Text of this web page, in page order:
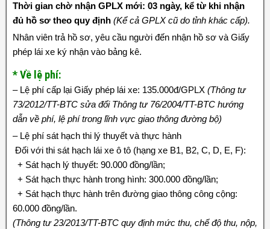
Thời gian chờ nhận GPLX mới: 03 ngày, kể từ khi nhận
đủ hồ sơ theo quy định (Kể cả GPLX cũ do tỉnh khác cấp).
Nhân viên trả hồ sơ, yêu cầu người đến nhận hồ sơ và Giấy
phép lái xe ký nhận vào bảng kê.
* Về lệ phí:
– Lệ phí cấp lại Giấy phép lái xe: 135.000đ/GPLX (Thông tư
73/2012/TT-BTC sửa đổi Thông tư 76/2004/TT-BTC hướng
dẫn về phí, lệ phí trong lĩnh vực giao thông đường bộ)
– Lệ phí sát hạch thi lý thuyết và thực hành
Đối với thi sát hạch lái xe ô tô (hạng xe B1, B2, C, D, E, F):
+ Sát hạch lý thuyết: 90.000 đồng/lần;
+ Sát hạch thực hành trong hình: 300.000 đồng/lần;
+ Sát hạch thực hành trên đường giao thông công cộng:
60.000 đồng/lần.
(Thông tư 23/2013/TT-BTC quy định mức thu, chế độ thu, nộp,